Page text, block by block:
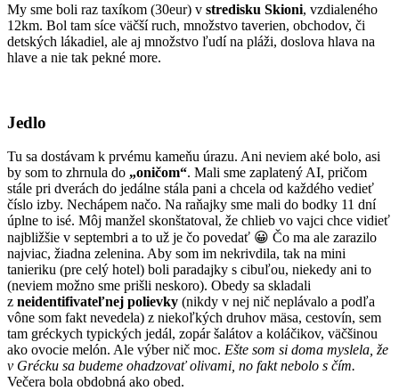
My sme boli raz taxíkom (30eur) v stredisku Skioni, vzdialeného
12km. Bol tam síce väčší ruch, množstvo taverien, obchodov, či
detských lákadiel, ale aj množstvo ľudí na pláži, doslova hlava na
hlave a nie tak pekné more.
Jedlo
Tu sa dostávam k prvému kameňu úrazu. Ani neviem aké bolo, asi
by som to zhrnula do „oničom“. Mali sme zaplatený AI, pričom
stále pri dverách do jedálne stála pani a chcela od každého vedieť
číslo izby. Nechápem načo. Na raňajky sme mali do bodky 11 dní
úplne to isé. Môj manžel skonštatoval, že chlieb vo vajci chce vidieť
najbližšie v septembri a to už je čo povedať 😀 Čo ma ale zarazilo
najviac, žiadna zelenina. Aby som im nekrivdila, tak na mini
tanieriku (pre celý hotel) boli paradajky s cibuľou, niekedy ani to
(neviem možno sme prišli neskoro). Obedy sa skladali
z neidentifivateľnej polievky (nikdy v nej nič neplávalo a podľa
vône som fakt nevedela) z niekoľkých druhov mäsa, cestovín, sem
tam gréckych typických jedál, zopár šalátov a koláčikov, väčšinou
ako ovocie melón. Ale výber nič moc. Ešte som si doma myslela, že
v Grécku sa budeme ohadzovať olivami, no fakt nebolo s čím.
Večera bola obdobná ako obed.